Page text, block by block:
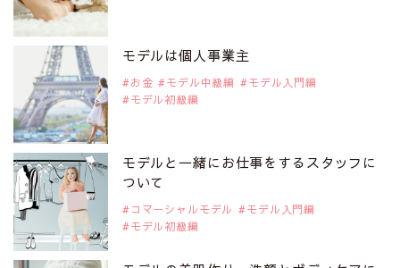
2019年9月29日
是非ご覧ください。
注目モデル CHIHARUさん
2019年9月29日
注目モデルを1名追加いたしました。
是非ご覧ください。
注目モデル 藤井サチさん
2019年9月29日
注目モデルを1名追加いたしました。
是非ご覧ください。
モデルは個人事業主
お金 モデル中級編
モデル入門編
モデル初級編
モデルと一緒にお仕事をするスタッフに
ついて
コマーシャルモデル
モデル入門編
モデル初級編